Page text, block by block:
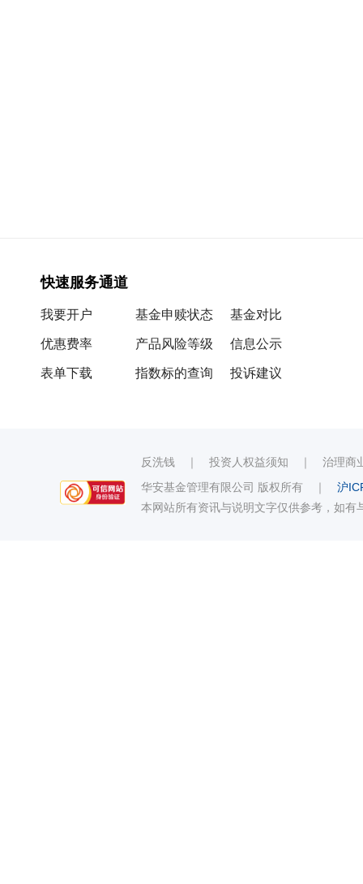
快速服务通道
我要开户
优惠费率
表单下载
基金申赎状态
产品风险等级
指数标的查询
基金对比
信息公示
投诉建议
反洗钱 ｜ 投资人权益须知 ｜ 治理商
华安基金管理有限公司 版权所有 ｜ 沪
本网站所有资讯与说明文字仅供参考，如